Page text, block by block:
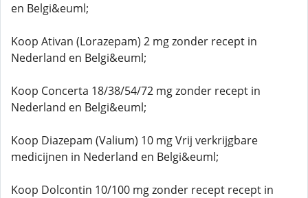
en Belgi&euml;
Koop Ativan (Lorazepam) 2 mg zonder recept in
Nederland en Belgi&euml;
Koop Concerta 18/38/54/72 mg zonder recept in
Nederland en Belgi&euml;
Koop Diazepam (Valium) 10 mg Vrij verkrijgbare
medicijnen in Nederland en Belgi&euml;
Koop Dolcontin 10/100 mg zonder recept recept in